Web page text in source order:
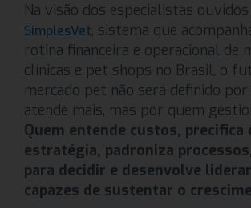
Na visão dos especialistas
SimplesVet, sistema que
rotina financeira e operacional de
clínicas e pet shops no Brasil, o
mercado pet não será definido
atende mais, mas por quem
Quem entende custos, precifica
estratégia, padroniza
para decidir e desenvolve
capazes de sustentar o